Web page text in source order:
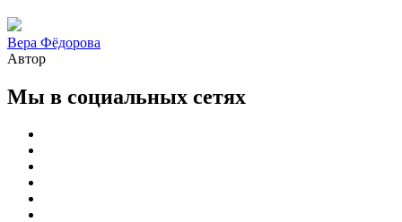
Вера Фёдорова
Автор
Мы в социальных сетях